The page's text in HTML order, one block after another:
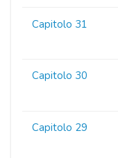
Capitolo 31
Capitolo 30
Capitolo 29